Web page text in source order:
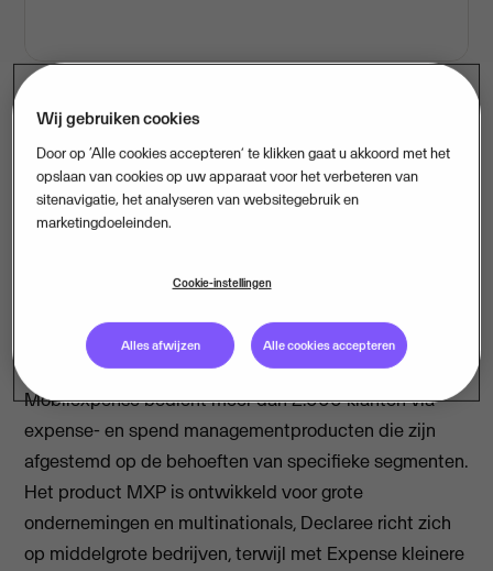
Het platform van Mobilexpense integreert in CFO-
workflows en automatiseert complexe financiële
processen, waardoor klanten hun efficiëntie kunnen
verhogen en naleving van de regelgeving kunnen
Drie segmenten
Mobilexpense bedient meer dan 2.000 klanten via
expense- en spend managementproducten die zijn
afgestemd op de behoeften van specifieke segmenten.
Het product MXP is ontwikkeld voor grote
ondernemingen en multinationals, Declaree richt zich
op middelgrote bedrijven, terwijl met Expense kleinere
Wij gebruiken cookies
Door op ‘Alle cookies accepteren’ te klikken gaat u akkoord met het
opslaan van cookies op uw apparaat voor het verbeteren van
sitenavigatie, het analyseren van websitegebruik en
marketingdoeleinden.
Cookie-instellingen
Alles afwijzen Alle cookies accepteren